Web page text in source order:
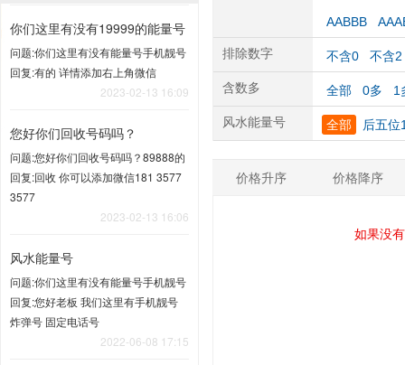
你们这里有没有19999的能量号
问题:你们这里有没有能量号手机靓号
回复:有的 详情添加右上角微信
2023-02-13 16:09
您好你们回收号码吗？
问题:您好你们回收号码吗？89888的
回复:回收 你可以添加微信181 3577
3577
2023-02-13 16:06
风水能量号
问题:你们这里有没有能量号手机靓号
回复:您好老板 我们这里有手机靓号
炸弹号 固定电话号
2022-06-08 17:15
AABBB
排除数字 不含0 不含2
含数多 全部 0多 1
风水能量号 全部 后五位
价格升序 价格降序
如果没